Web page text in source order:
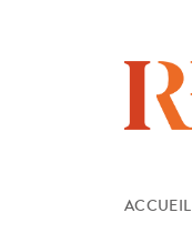
ACCUEIL